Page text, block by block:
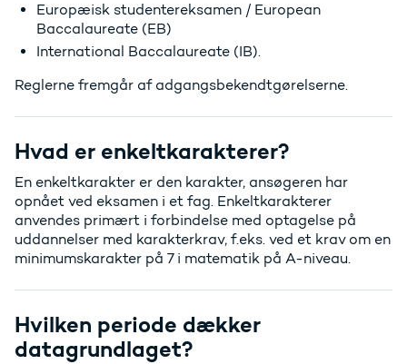
Europæisk studentereksamen / European
Baccalaureate (EB)
International Baccalaureate (IB).
Reglerne fremgår af adgangsbekendtgørelserne.
Hvad er enkeltkarakterer?
En enkeltkarakter er den karakter, ansøgeren har
opnået ved eksamen i et fag. Enkeltkarakterer
anvendes primært i forbindelse med optagelse på
uddannelser med karakterkrav, f.eks. ved et krav om en
minimumskarakter på 7 i matematik på A-niveau.
Hvilken periode dækker
datagrundlaget?